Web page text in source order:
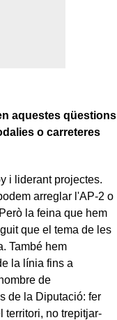
aquestes qüestions
o carreteres
i liderant projectes.
arreglar l'AP-2 o
la feina que hem
que el tema de les
També hem
la línia fins a
de
de la Diputació: fer
territori, no trepitjar-